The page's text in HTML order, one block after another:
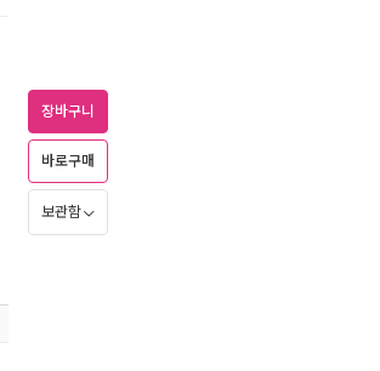
장바구니
바로구매
보관함